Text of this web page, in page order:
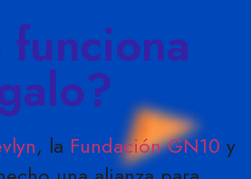
, la Fundación GN10 y